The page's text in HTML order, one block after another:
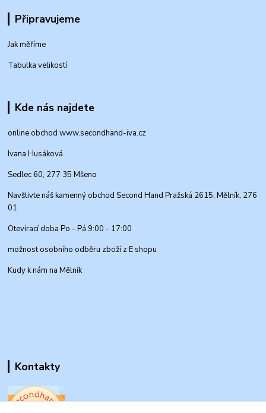
Připravujeme
Jak měříme
Tabulka velikostí
Kde nás najdete
online obchod www.secondhand-iva.cz
Ivana Husáková
Sedlec 60, 277 35 Mšeno
Navštivte náš kamenný obchod Second Hand Pražská 2615, Mělník, 276
01
Otevírací doba Po - Pá 9:00 - 17:00
možnost osobního odběru zboží z E shopu
Kudy k nám na Mělník
Kontakty